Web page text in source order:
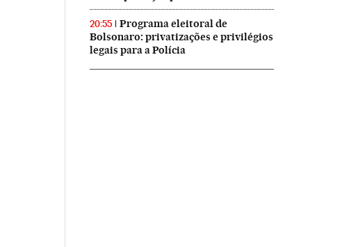
20:55
Programa eleitoral de
Bolsonaro: privatizações e privilégios
legais para a Polícia